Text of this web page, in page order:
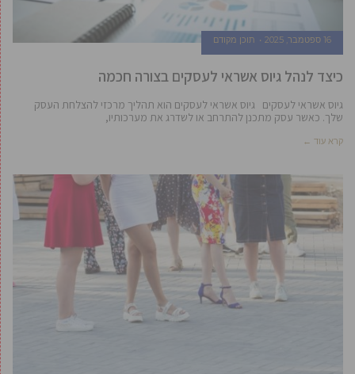
16 ספטמבר, 2025 תוכן מקודם
כיצד לנהל גיוס אשראי לעסקים בצורה חכמה
גיוס אשראי לעסקים גיוס אשראי לעסקים הוא תהליך מרכזי להצלחת העסק
שלך. כאשר עסק מתכנן להתרחב או לשדרג את מערכותיו,
קרא עוד ←